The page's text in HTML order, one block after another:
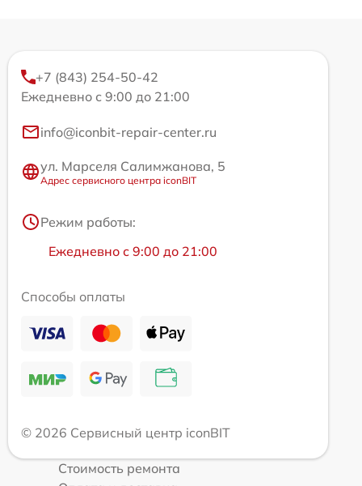
+7 (843) 254-50-42
Ежедневно с 9:00 до 21:00
info@iconbit-repair-center.ru
ул. Марселя Салимжанова, 5
Адрес сервисного центра iconBIT
Режим работы:
Ежедневно с 9:00 до 21:00
Способы оплаты
© 2026 Сервисный центр iconBIT
Стоимость ремонта